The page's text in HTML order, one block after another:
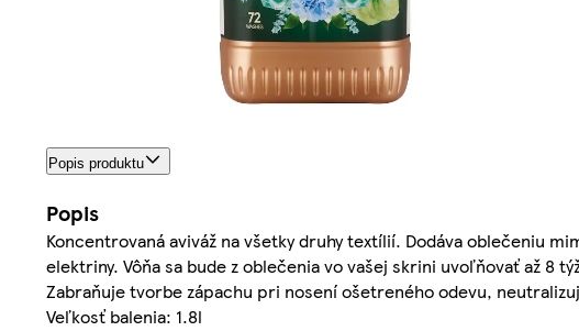
Popis produktu
Popis
Koncentrovaná aviváž na všetky druhy textílií. Dodáva oblečeniu
elektriny. Vôňa sa bude z oblečenia vo vašej skrini uvoľňovať až 8
Zabraňuje tvorbe zápachu pri nosení ošetreného odevu,
Veľkosť balenia: 1.8l